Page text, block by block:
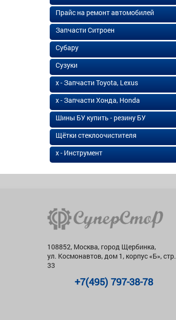
Прайс на ремонт автомобилей
Запчасти Ситроен
Субару
Сузуки
х - Запчасти Toyota, Lexus
х - Запчасти Хонда, Honda
Шины БУ купить - резину БУ
Щётки стеклоочистителя
х - Инструмент
108852, Москва, город Щербинка,
ул. Космонавтов, дом 1, корпус «Б», стр.
33
+7(495) 797-38-78